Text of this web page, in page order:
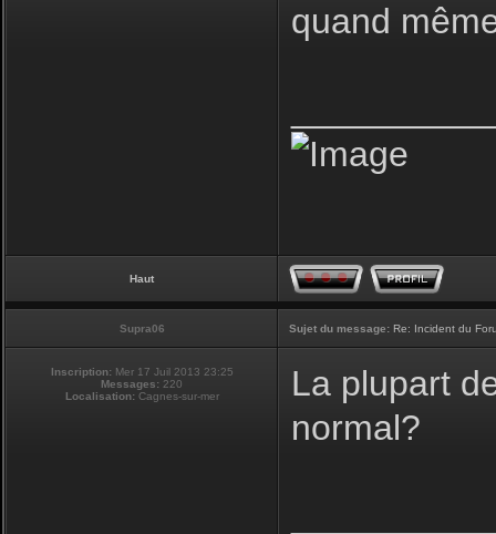
quand
Haut
Supra06 Sujet du message: Re: Incident du
Inscription: Mer 17 Juil 2013 23:25
Messages: 220
Localisation:Cagnes-sur-mer
La plupart
normal?